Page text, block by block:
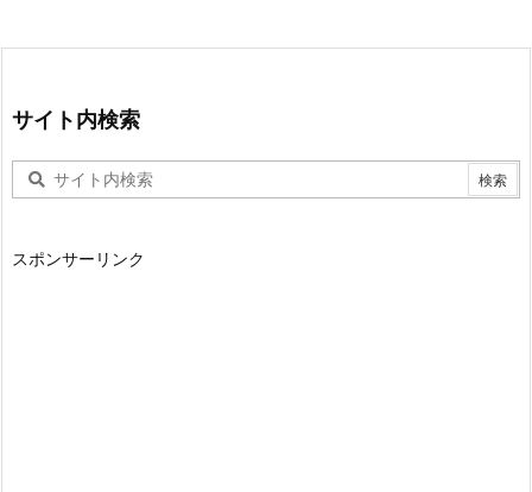
サイト内検索
スポンサーリンク